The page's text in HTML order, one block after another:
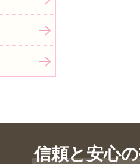
信頼と安心